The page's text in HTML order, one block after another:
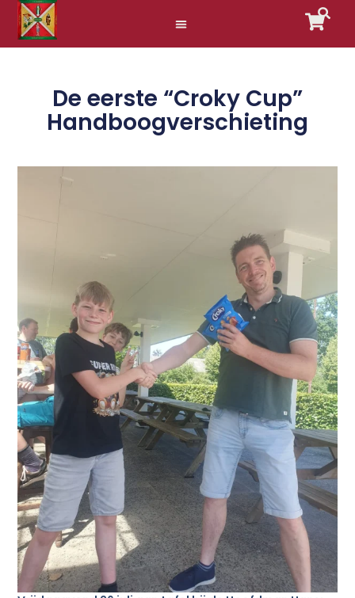
De eerste “Croky Cup”
Handboogverschieting